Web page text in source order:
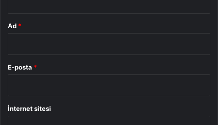
Ad *
E-posta *
İnternet sitesi